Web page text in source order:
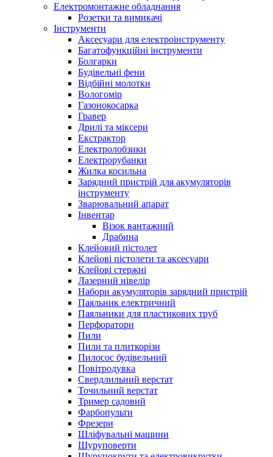
Електромонтажне обладнання
Розетки та вимикачі
Інструменти
Аксесуари для електроінструменту
Багатофункційні інструменти
Болгарки
Будівельні фени
Відбійні молотки
Вологомір
Газонокосарка
Гравер
Дрилі та міксери
Екстрактор
Електролобзики
Електрорубанки
Жилка косильна
Зарядний пристрій для акумуляторів
інструменту
Зварювальний апарат
Інвентар
Візок вантажний
Драбина
Клейовий пістолет
Клейові пістолети та аксесуари
Клейові стержні
Лазерний нівелір
Набори акумуляторів зарядний пристрій
Паяльник електричний
Паяльники для пластикових труб
Перфоратори
Пили
Пили та плиткорізи
Пилосос будівельний
Повітродувка
Свердлильний верстат
Точильний верстат
Тример садовий
Фарбопульти
Фрезери
Шліфувальні машини
Шуруповерти